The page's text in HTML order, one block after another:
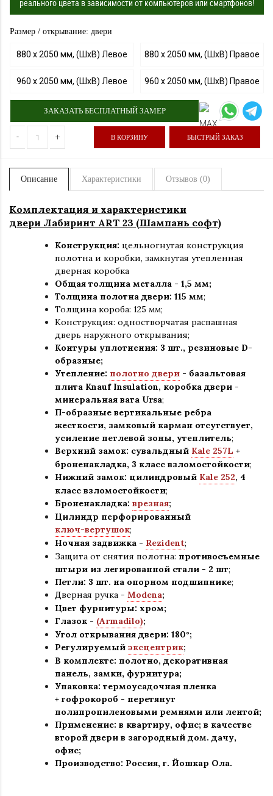
реального цвета в зависимости от компьютеров или смартфонов!
Размер / открывание: двери
880 х 2050 мм, (ШхВ) Левое 880 х 2050 мм, (ШхВ) Правое
960 х 2050 мм, (ШхВ) Левое 960 х 2050 мм, (ШхВ) Правое
ЗАКАЗАТЬ БЕСПЛАТНЫЙ ЗАМЕР
- + В КОРЗИНУ БЫСТРЫЙ ЗАКАЗ
Описание Характеристики Отзывов (0)
Комплектация и характеристики
двери Лабиринт ART 23 (Шампань софт)
Конструкция: цельногнутая конструкция
полотна и коробки, замкнутая утепленная
дверная коробка
Общая толщина металла - 1,5 мм;
Толщина полотна двери: 115 мм;
Толщина короба: 125 мм;
Конструкция: одностворчатая распашная
дверь наружного открывания;
Контуры уплотнения: 3 шт., резиновые D-
образные;
Утепление: полотно двери - базальтовая
плита Knauf Insulation, коробка двери -
минеральная вата Ursa;
П-образные вертикальные ребра
жесткости, замковый карман отсутствует,
усиление петлевой зоны, утеплитель;
Верхний замок: сувальдный Kale 257L +
броненакладка, 3 класс взломостойкости;
Нижний замок: цилиндровый Kale 252, 4
класс взломостойкости;
Броненакладка: врезная;
Цилиндр перфорированный
ключ-вертушок;
Ночная задвижка - Rezident;
Защита от снятия полотна: противосъемные
штыри из легированной стали - 2 шт;
Петли: 3 шт. на опорном подшипнике;
Дверная ручка - Modena;
Цвет фурнитуры: хром;
Глазок - (Armadilo);
Угол открывания двери: 180°;
Регулируемый эксцентрик;
В комплекте: полотно, декоративная
панель, замки, фурнитура;
Упаковка: термоусадочная пленка
+ гофрокороб - перетянут
полипропиленовыми ремнями или лентой;
Применение: в квартиру, офис; в качестве
второй двери в загородный дом. дачу,
офис;
Производство: Россия, г. Йошкар Ола.